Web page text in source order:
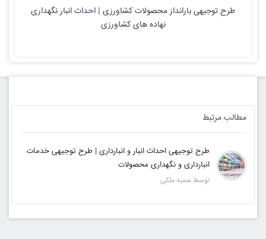
طرح توجیهی بارانداز محصولات کشاورزی | احداث انبار نگهداری
نهاده های کشاورزی
مطالب مرتبط
طرح توجیهی احداث انبار و انبارداری | طرح توجیهی خدمات
انبارداری و نگهداری محصولات
توسط سمیه ملکی